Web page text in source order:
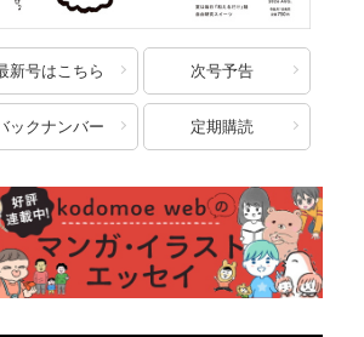
新号はこちら 次号予告
ックナンバー 定期購読